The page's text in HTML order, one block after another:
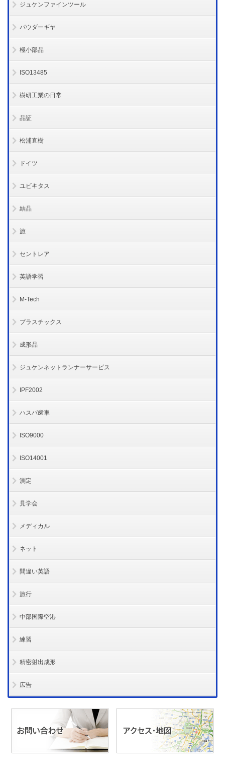
ジュケンファインツール
パウダーギヤ
極小部品
ISO13485
樹研工業の日常
品証
松浦直樹
ドイツ
ユビキタス
結晶
旅
セントレア
英語学習
M-Tech
プラスチックス
成形品
ジュケンネットランナーサービス
IPF2002
ハスバ歯車
ISO9000
ISO14001
測定
見学会
メディカル
ネット
間違い英語
旅行
中部国際空港
練習
精密射出成形
広告